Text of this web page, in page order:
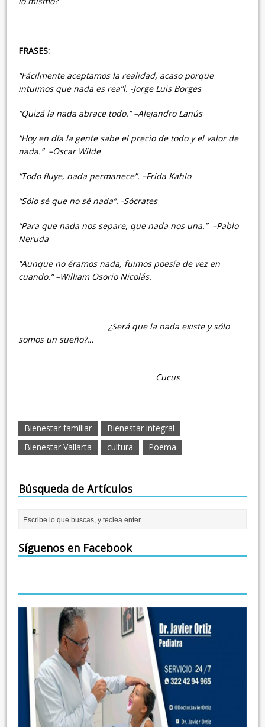
FRASES:
“Fácilmente aceptamos la realidad, acaso porque
intuimos que nada es rea”l. -Jorge Luis Borges
“Quizá la nada abrace todo.” –Alejandro Lanús
“Hoy en día la gente sabe el precio de todo y el valor de
nada.” –Oscar Wilde
“Todo fluye, nada permanece”. –Frida Kahlo
“Sólo sé que no sé nada”. -Sócrates
“Para que nada nos separe, que nada nos una.” –Pablo
Neruda
“Aunque no éramos nada, fuimos poesía de vez en
cuando.” –William Osorio Nicolás.
¿Será que la nada existe y sólo
somos un sueño?…
Cucus
Bienestar familiar
Bienestar integral
Bienestar Vallarta
cultura Poema
Búsqueda de Artículos
Síguenos en Facebook